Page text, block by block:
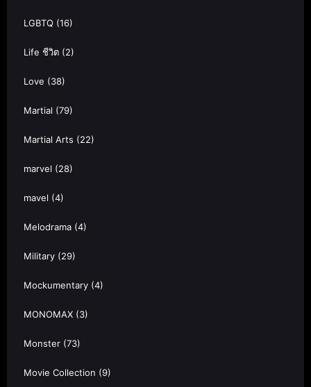
LGBTQ (16)
Life ชีวิต (2)
Love (38)
Martial (79)
Martial Arts (22)
marvel (28)
mavel (4)
Melodrama (4)
Military (29)
Mockumentary (4)
MONOMAX (3)
Monster (73)
Movie Collection (9)